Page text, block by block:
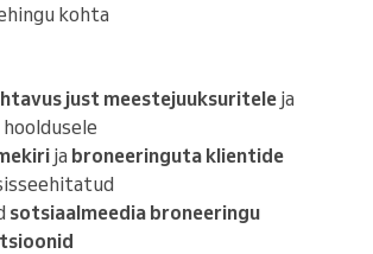
kohta
just meestejuuksuritele ja
ja broneeringuta klientide
sotsiaalmeedia broneeringu